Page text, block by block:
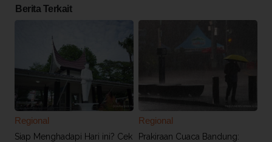
Berita Terkait
Regional
Siap Menghadapi Hari ini? Cek
Regional
Prakiraan Cuaca Bandung: